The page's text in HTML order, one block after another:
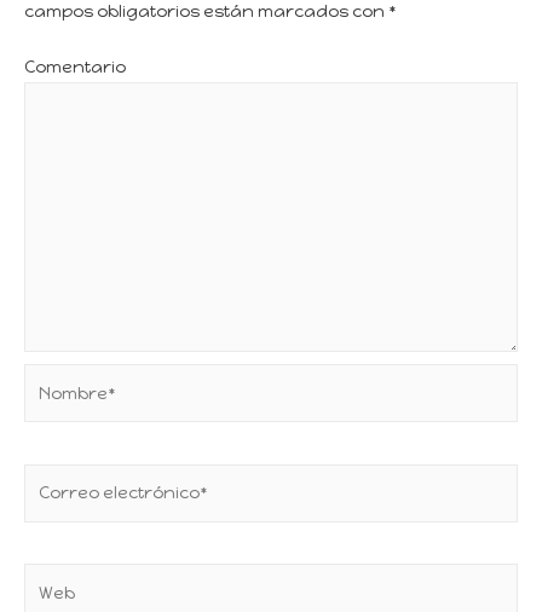
campos obligatorios están marcados con *
Comentario